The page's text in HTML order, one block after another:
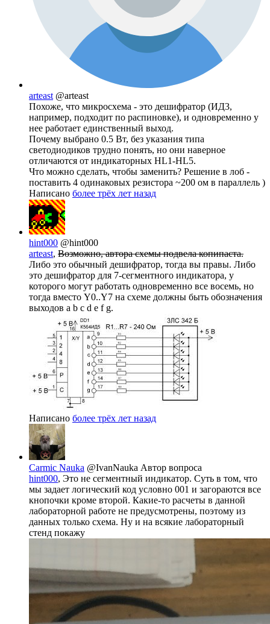
arteast @arteast
Похоже, что микросхема - это дешифратор (ИД3,
например, подходит по распиновке), и одновременно у
нее работает единственный выход.
Почему выбрано 0.5 Вт, без указания типа
светодиодиков трудно понять, но они наверное
отличаются от индикаторных HL1-HL5.
Что можно сделать, чтобы заменить? Решение в лоб -
поставить 4 одинаковых резистора ~200 ом в параллель )
Написано более трёх лет назад
hint000 @hint000
arteast, Возможно, автора схемы подвела копипаста.
Либо это обычный дешифратор, тогда вы правы. Либо
это дешифратор для 7-сегментного индикатора, у
которого могут работать одновременно все восемь, но
тогда вместо Y0..Y7 на схеме должны быть обозначения
выходов a b c d e f g.
Написано более трёх лет назад
Carmic Nauka @IvanNauka Автор вопроса
hint000, Это не сегментный индикатор. Суть в том, что
мы задает логический код условно 001 и загораются все
кнопочки кроме второй. Какие-то расчеты в данной
лабораторной работе не предусмотрены, поэтому из
данных только схема. Ну и на всякие лабораторный
стенд покажу